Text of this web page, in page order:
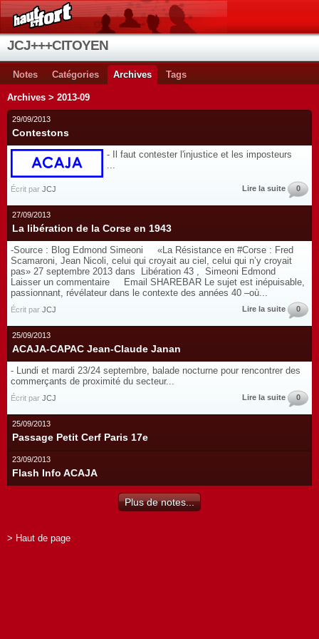
JCJ+++CITOYEN
Notes Catégories Archives Tags
Archives > 2013-09
29/09/2013
Contestons
- Il faut contester l'injustice et les imposteurs
...
Écrit par JCJ Lire la suite 0
27/09/2013
La libération de la Corse en 1943
-Source : Blog Edmond Simeoni «La Résistance en #Corse : Fred
Scamaroni, Jean Nicoli, celui qui croyait au ciel, celui qui n’y croyait
pas» 27 septembre 2013 dans Libération 43 , Simeoni Edmond
Laisser un commentaire Email SHAREBAR Le sujet est inépuisable,
passionnant, révélateur dans le contexte des années 40 –où...
Écrit par JCJ Lire la suite 0
25/09/2013
ACAJA-CAPAC Jean-Claude Janan
- Lundi et mardi 23/24 septembre, balade nocturne pour rencontrer des
commerçants de proximité du secteur...
Écrit par JCJ Lire la suite 0
25/09/2013
Passage Petit Cerf Paris 17e
23/09/2013
Flash Info ACAJA
Plus de notes...
> Haut de page